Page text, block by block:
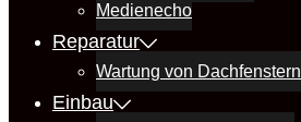
Medienecho
Reparatur
Wartung von Dachfenstern
Einbau